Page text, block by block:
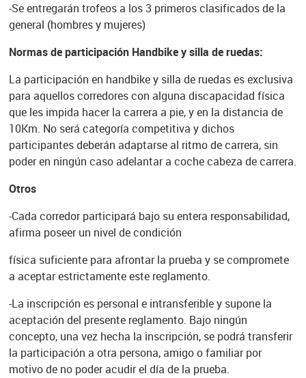
-Se entregarán trofeos a los 3 primeros clasificados de la
general (hombres y mujeres)
Normas de participación Handbike y silla de ruedas:
La participación en handbike y silla de ruedas es exclusiva
para aquellos corredores con alguna discapacidad física
que les impida hacer la carrera a pie, y en la distancia de
10Km. No será categoría competitiva y dichos
participantes deberán adaptarse al ritmo de carrera, sin
poder en ningún caso adelantar a coche cabeza de carrera.
Otros
-Cada corredor participará bajo su entera responsabilidad,
afirma poseer un nivel de condición
física suficiente para afrontar la prueba y se compromete
a aceptar estrictamente este reglamento.
-La inscripción es personal e intransferible y supone la
aceptación del presente reglamento. Bajo ningún
concepto, una vez hecha la inscripción, se podrá transferir
la participación a otra persona, amigo o familiar por
motivo de no poder acudir el día de la prueba.